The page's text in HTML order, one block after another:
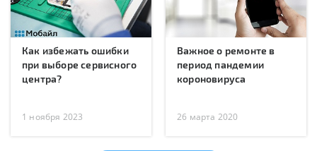
Как избежать ошибки
при выборе сервисного
центра?
1 ноября 2023
Важное о ремонте в
период пандемии
короновируса
26 марта 2020